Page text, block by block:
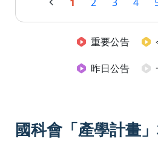
重要公告
昨日公告
國科會「產學計畫